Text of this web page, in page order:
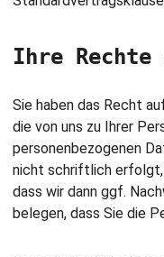
Ihre
Sie haben das Recht
die von uns zu Ihrer
personenbezogenen
nicht schriftlich erfolgt,
dass wir dann ggf.
belegen, dass Sie die